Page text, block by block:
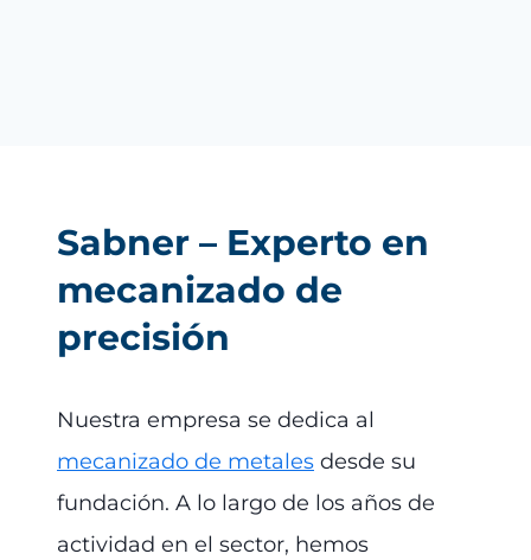
Sabner – Experto en
mecanizado de
precisión
Nuestra empresa se dedica al
mecanizado de metales desde su
fundación. A lo largo de los años de
actividad en el sector, hemos